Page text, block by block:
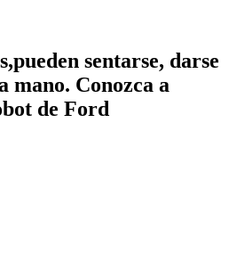
sentarse, darse
mano. Conozca a
de Ford